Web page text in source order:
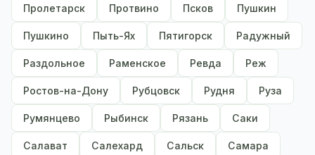
Пролетарск Протвино Псков Пушкин
Пушкино Пыть-Ях Пятигорск Радужный
Раздольное Раменское Ревда Реж
Ростов-на-Дону Рубцовск Рудня Руза
Румянцево Рыбинск Рязань Саки
Салават Салехард Сальск Самара